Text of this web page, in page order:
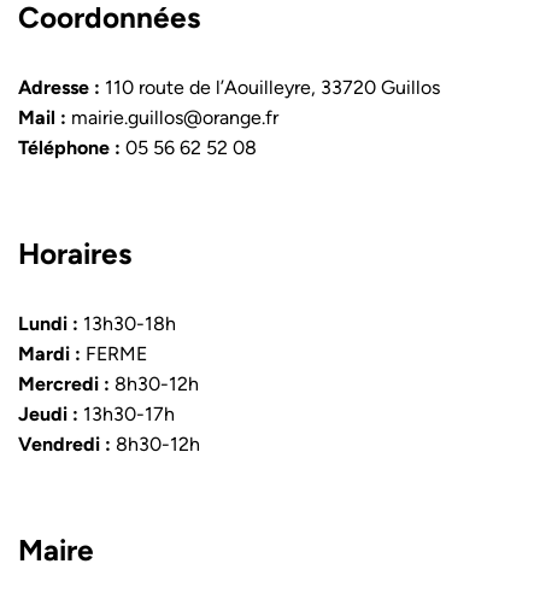
Coordonnées
Adresse : 110 route de l’Aouilleyre, 33720 Guillos
Mail : mairie.guillos@orange.fr
Téléphone : 05 56 62 52 08
Horaires
Lundi : 13h30-18h
Mardi : FERME
Mercredi : 8h30-12h
Jeudi : 13h30-17h
Vendredi : 8h30-12h
Maire